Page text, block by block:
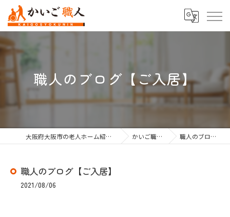
職人のブログ【ご入居】
大阪府大阪市の老人ホーム紹介なら株式会社かいご職人 かいご職人のブログ 職人のブログ【ご入居】
職人のブログ【ご入居】
2021/08/06